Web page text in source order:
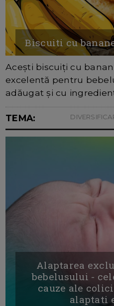
Biscuiti cu
Acești biscuiți cu
excelentă pentru
adăugat și cu
TEMA:
Alaptarea
bebelusului -
cauze ale
alaptati